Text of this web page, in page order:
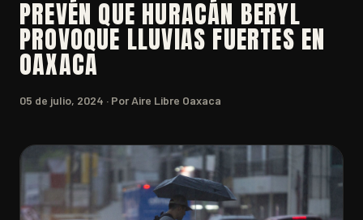
PREVÉN QUE HURACÁN BERYL
PROVOQUE LLUVIAS FUERTES EN
OAXACA
05 de julio, 2024 · Por Aire Libre Oaxaca